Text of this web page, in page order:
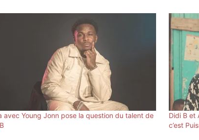
avec Young Jonn pose la question du talent de
Didi B et
c’est